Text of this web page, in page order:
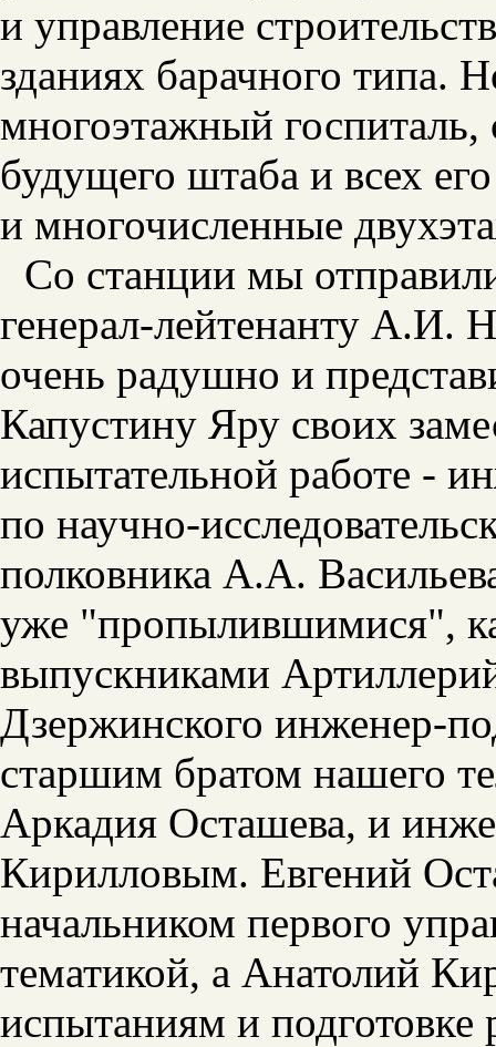
и управление
зданиях барачного типа.
многоэтажный
будущего штаба и всех
и многочисленные
Со станции мы
генерал-лейтенанту А.И.
очень радушно и
Капустину Яру своих
испытательной работе -
по научно-
полковника А.А.
уже "пропылившимися",
выпускниками
Дзержинского инженер-
старшим братом нашего
Аркадия Осташева, и
Кирилловым. Евгений
начальником первого
тематикой, а Анатолий
испытаниям и подготовке